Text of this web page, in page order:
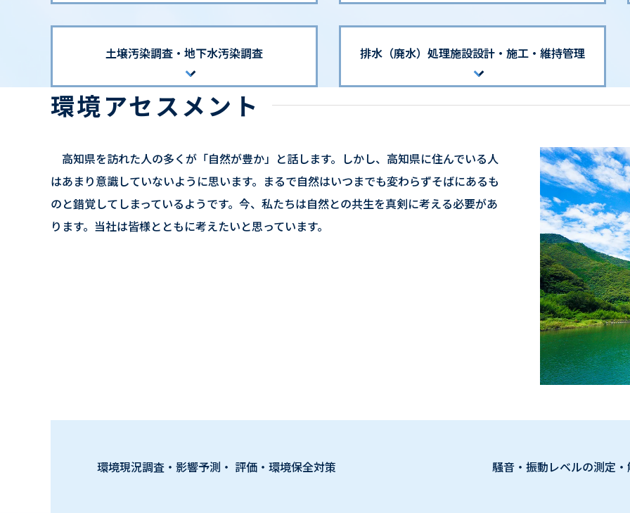
土壌汚染調査・地下水汚染調査 排水（廃水）処理施設設計・ 施工・維持管理
環境アセスメント
高知県を訪れた人の多くが「自然が豊か」と話します。しかし、高知県に住んでいる人
はあまり意識していないように思います。まるで自然はいつまでも変わらずそばにあるも
のと錯覚してしまっているようです。今、私たちは自然との共生を真剣に考える必要があ
ります。当社は皆様とともに考えたいと思っています。
環境現況調査・影響予測・ 評価・環境保全対策 騒音・振動レベルの測定